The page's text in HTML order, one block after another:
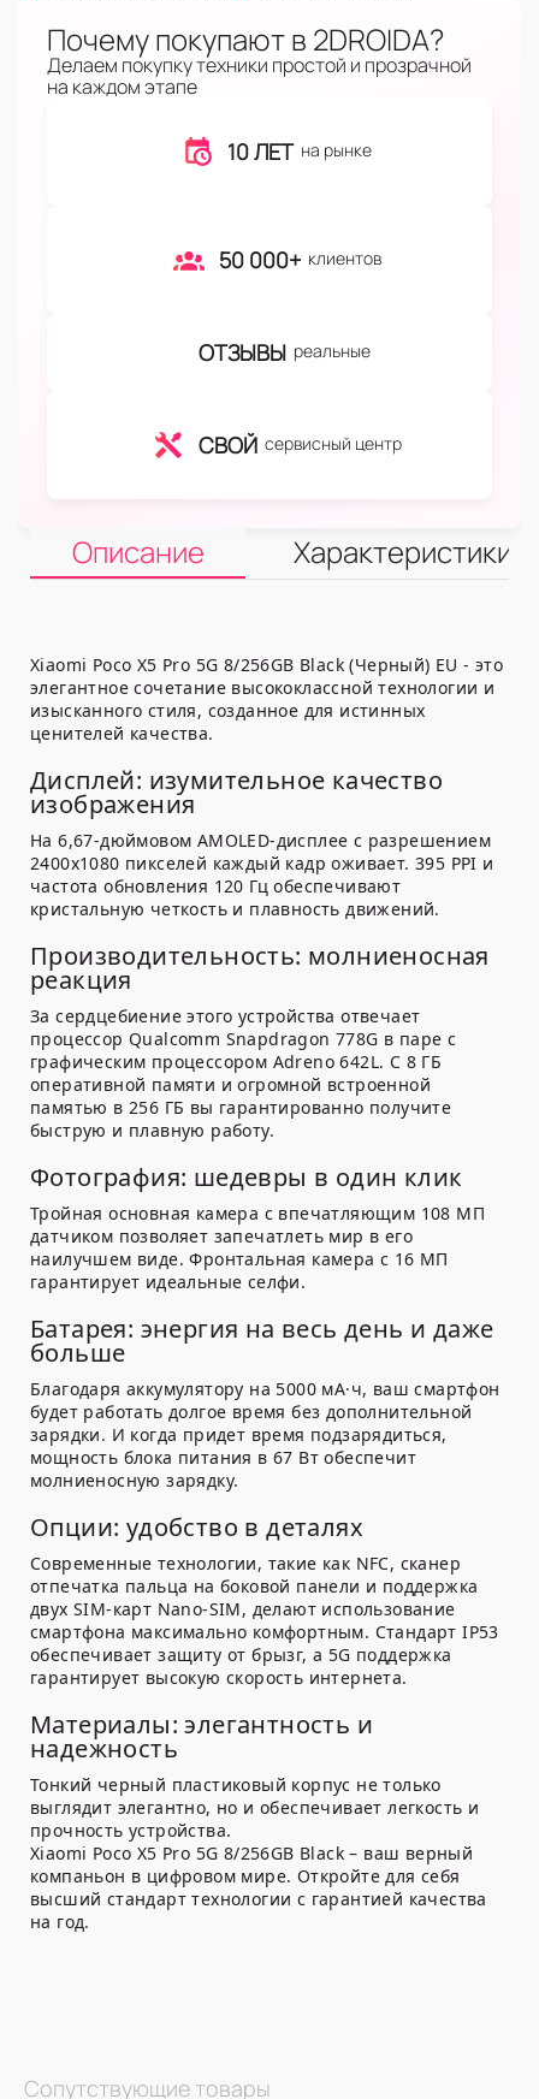
Почему покупают в 2DROIDA?
Делаем покупку техники простой и прозрачной
на каждом этапе
10 ЛЕТ на рынке
50 000+ клиентов
ОТЗЫВЫ реальные
СВОЙ сервисный центр
Описание Характеристики
Xiaomi Poco X5 Pro 5G 8/256GB Black (Черный) EU - это
элегантное сочетание высококлассной технологии и
изысканного стиля, созданное для истинных
ценителей качества.
Дисплей: изумительное качество
изображения
На 6,67-дюймовом AMOLED-дисплее с разрешением
2400x1080 пикселей каждый кадр оживает. 395 PPI и
частота обновления 120 Гц обеспечивают
кристальную четкость и плавность движений.
Производительность: молниеносная
реакция
За сердцебиение этого устройства отвечает
процессор Qualcomm Snapdragon 778G в паре с
графическим процессором Adreno 642L. С 8 ГБ
оперативной памяти и огромной встроенной
памятью в 256 ГБ вы гарантированно получите
быструю и плавную работу.
Фотография: шедевры в один клик
Тройная основная камера с впечатляющим 108 МП
датчиком позволяет запечатлеть мир в его
наилучшем виде. Фронтальная камера с 16 МП
гарантирует идеальные селфи.
Батарея: энергия на весь день и даже
больше
Благодаря аккумулятору на 5000 мА·ч, ваш смартфон
будет работать долгое время без дополнительной
зарядки. И когда придет время подзарядиться,
мощность блока питания в 67 Вт обеспечит
молниеносную зарядку.
Опции: удобство в деталях
Современные технологии, такие как NFC, сканер
отпечатка пальца на боковой панели и поддержка
двух SIM-карт Nano-SIM, делают использование
смартфона максимально комфортным. Стандарт IP53
обеспечивает защиту от брызг, а 5G поддержка
гарантирует высокую скорость интернета.
Материалы: элегантность и
надежность
Тонкий черный пластиковый корпус не только
выглядит элегантно, но и обеспечивает легкость и
прочность устройства.
Xiaomi Poco X5 Pro 5G 8/256GB Black – ваш верный
компаньон в цифровом мире. Откройте для себя
высший стандарт технологии с гарантией качества
на год.
Сопутствующие товары